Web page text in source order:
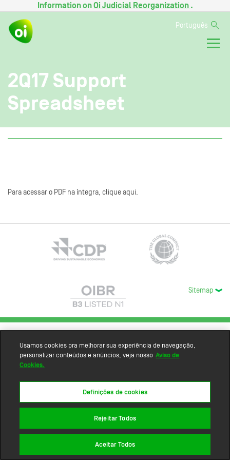
Information onOi Judicial Reorganization .
Português
2Q17 Support
Spreadsheet
Para acessar o PDF na íntegra, clique aqui.
Sitemap
Usamos cookies pra melhorar sua experiência de navegação,
personalizar conteúdos e anúncios, veja nosso Aviso de
Cookies.
Definições de cookies
Rejeitar Todos
Aceitar Todos